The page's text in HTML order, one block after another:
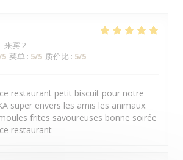
来宾 2
菜单 : 5/5 质价比 : 5/5
restaurant petit biscuit pour notre
super envers les amis les animaux.
frites savoureuses bonne soirée
restaurant